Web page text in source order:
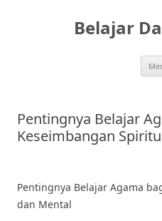
Belajar
Pentingnya Belajar
Keseimbangan
Pentingnya Belajar Agama
dan Mental